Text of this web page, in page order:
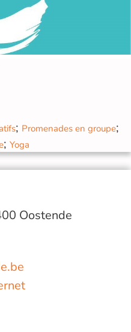
; Promenades en groupe;
; Yoga
Oostende